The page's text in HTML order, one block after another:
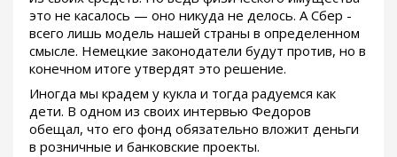
это не касалось — оно никуда не делось. А Сбер -
всего лишь модель нашей страны в определенном
смысле. Немецкие законодатели будут против, но в
конечном итоге утвердят это решение.
Иногда мы крадем у кукла и тогда радуемся как
дети. В одном из своих интервью Федоров
обещал, что его фонд обязательно вложит деньги
в розничные и банковские проекты.